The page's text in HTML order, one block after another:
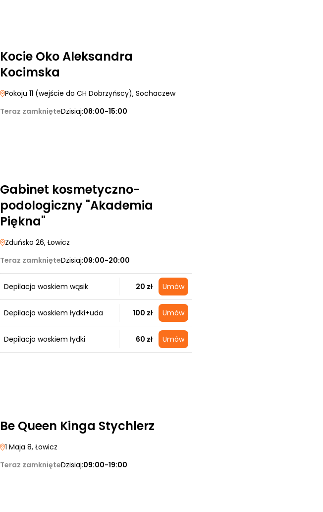
Kocie Oko Aleksandra
Kocimska
Pokoju 11 (wejście do CH Dobrzyńscy), Sochaczew
Teraz zamknięteDzisiaj:08:00-15:00
Gabinet kosmetyczno-
podologiczny "Akademia
Piękna"
Zduńska 26, Łowicz
Teraz zamknięteDzisiaj:09:00-20:00
Depilacja woskiem wąsik 20 zł Umów
Depilacja woskiem łydki+uda 100 zł Umów
Depilacja woskiem łydki 60 zł Umów
Be Queen Kinga Stychlerz
1 Maja 8, Łowicz
Teraz zamknięteDzisiaj:09:00-19:00